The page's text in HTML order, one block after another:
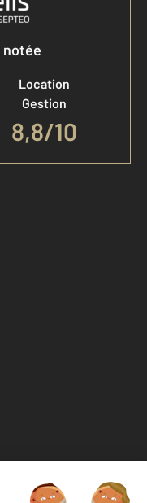
notée
Location
Gestion
8,8/10
d'honoraires